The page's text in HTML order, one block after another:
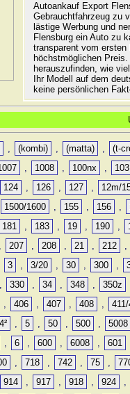
Autoankauf Export
Gebrauchtfahrzeug zu
lästige Werbung und
Flensburg ein Auto zu
transparent vom
höchstmöglichen
herauszufinden, wie
Ihr Modell auf dem
keine persönlichen
, (kombi) , (matta) , (t-
, 1008 , 100nx , 103
124 , 126 , 127 , 12m/
1500/1600 , 155 , 156 ,
181 , 183 , 19 , 190 ,
, 207 , 208 , 21 , 212 ,
3 , 3/20 , 30 , 300 ,
, 330 , 34 , 348 , 350z
, 406 , 407 , 408 ,
, 5 , 50 , 500 , 5008
, 6 , 600 , 6008 , 601
, 718 , 742 , 75 ,
914 , 917 , 918 , 924 ,